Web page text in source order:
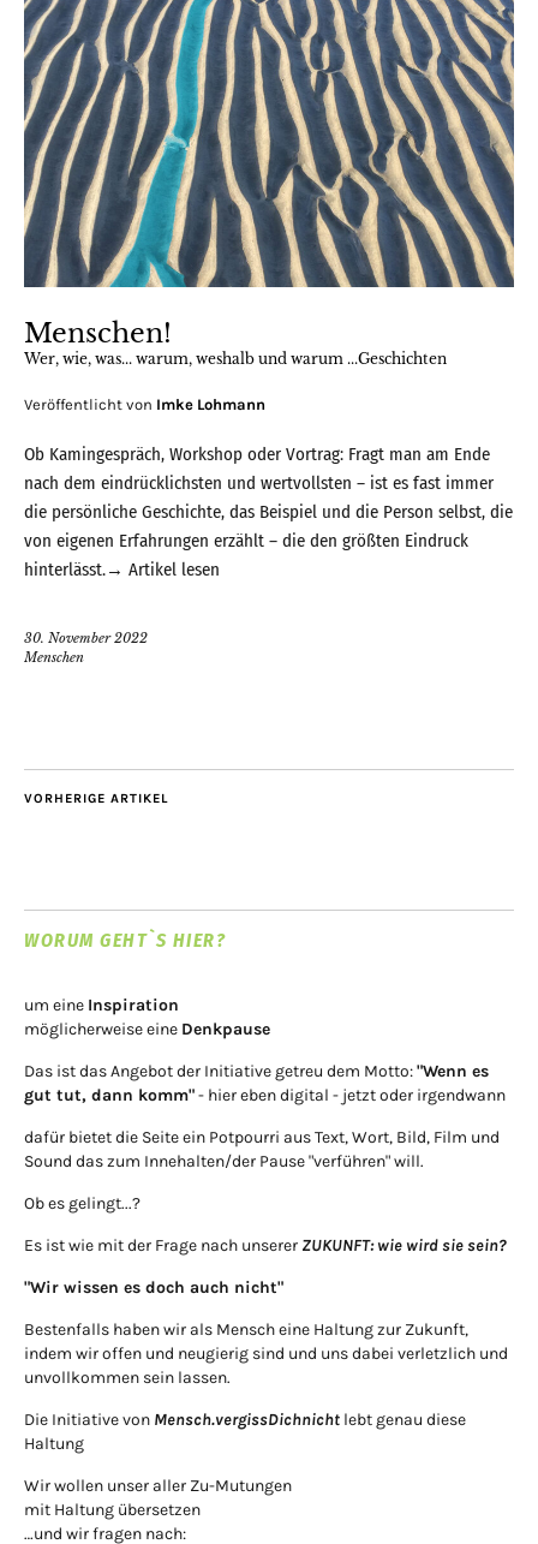
Menschen!
Wer, wie, was... warum, weshalb und warum ...Geschichten
Veröffentlicht von Imke Lohmann
Ob Kamingespräch, Workshop oder Vortrag: Fragt man am Ende
nach dem eindrücklichsten und wertvollsten – ist es fast immer
die persönliche Geschichte, das Beispiel und die Person selbst, die
von eigenen Erfahrungen erzählt – die den größten Eindruck
hinterlässt.→ Artikel lesen
30. November 2022
Menschen
VORHERIGE ARTIKEL
WORUM GEHT`S HIER?
um eine Inspiration
möglicherweise eine Denkpause
Das ist das Angebot der Initiative getreu dem Motto:"Wenn es
gut tut, dann komm"- hier eben digital - jetzt oder irgendwann
dafür bietet die Seite ein Potpourri aus Text, Wort, Bild, Film und
Sound das zum Innehalten/der Pause "verführen" will.
Ob es gelingt...?
Es ist wie mit der Frage nach unserer ZUKUNFT: wie wird sie sein?
"Wir wissen es doch auch nicht"
Bestenfalls haben wir als Mensch eine Haltung zur Zukunft,
indem wir offen und neugierig sind und uns dabei verletzlich und
unvollkommen sein lassen.
Die Initiative von Mensch.vergissDichnicht lebt genau diese
Haltung
Wir wollen unser aller Zu-Mutungen
mit Haltung übersetzen
…und wir fragen nach: